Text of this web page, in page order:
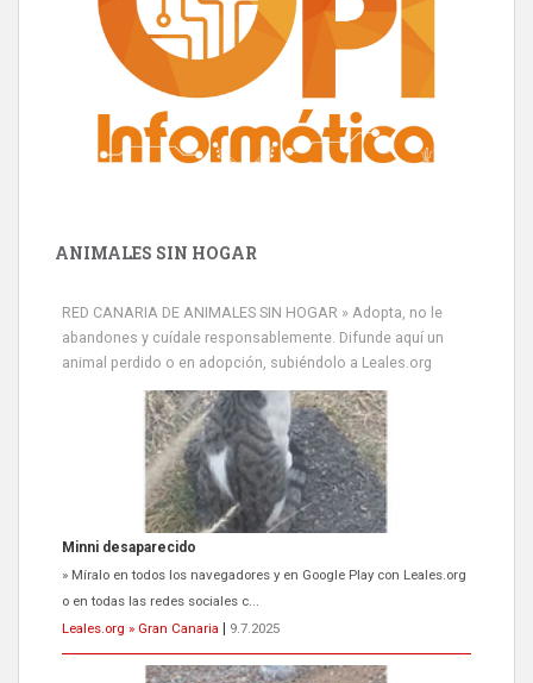
ANIMALES SIN HOGAR
RED CANARIA DE ANIMALES SIN HOGAR » Adopta, no le
abandones y cuídale responsablemente. Difunde aquí un
animal perdido o en adopción, subiéndolo a Leales.org
Minni desaparecido
» Míralo en todos los navegadores y en Google Play con Leales.org
o en todas las redes sociales c...
Leales.org » Gran Canaria
9.7.2025